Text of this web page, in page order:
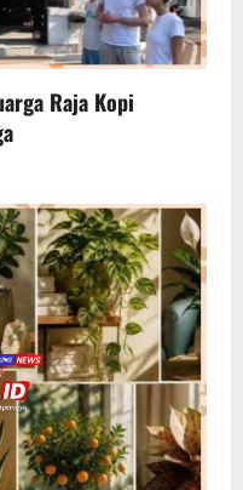
Raja Kopi